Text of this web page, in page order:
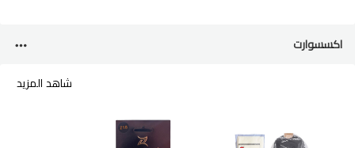
اكسسوارت
شاهد المزيد